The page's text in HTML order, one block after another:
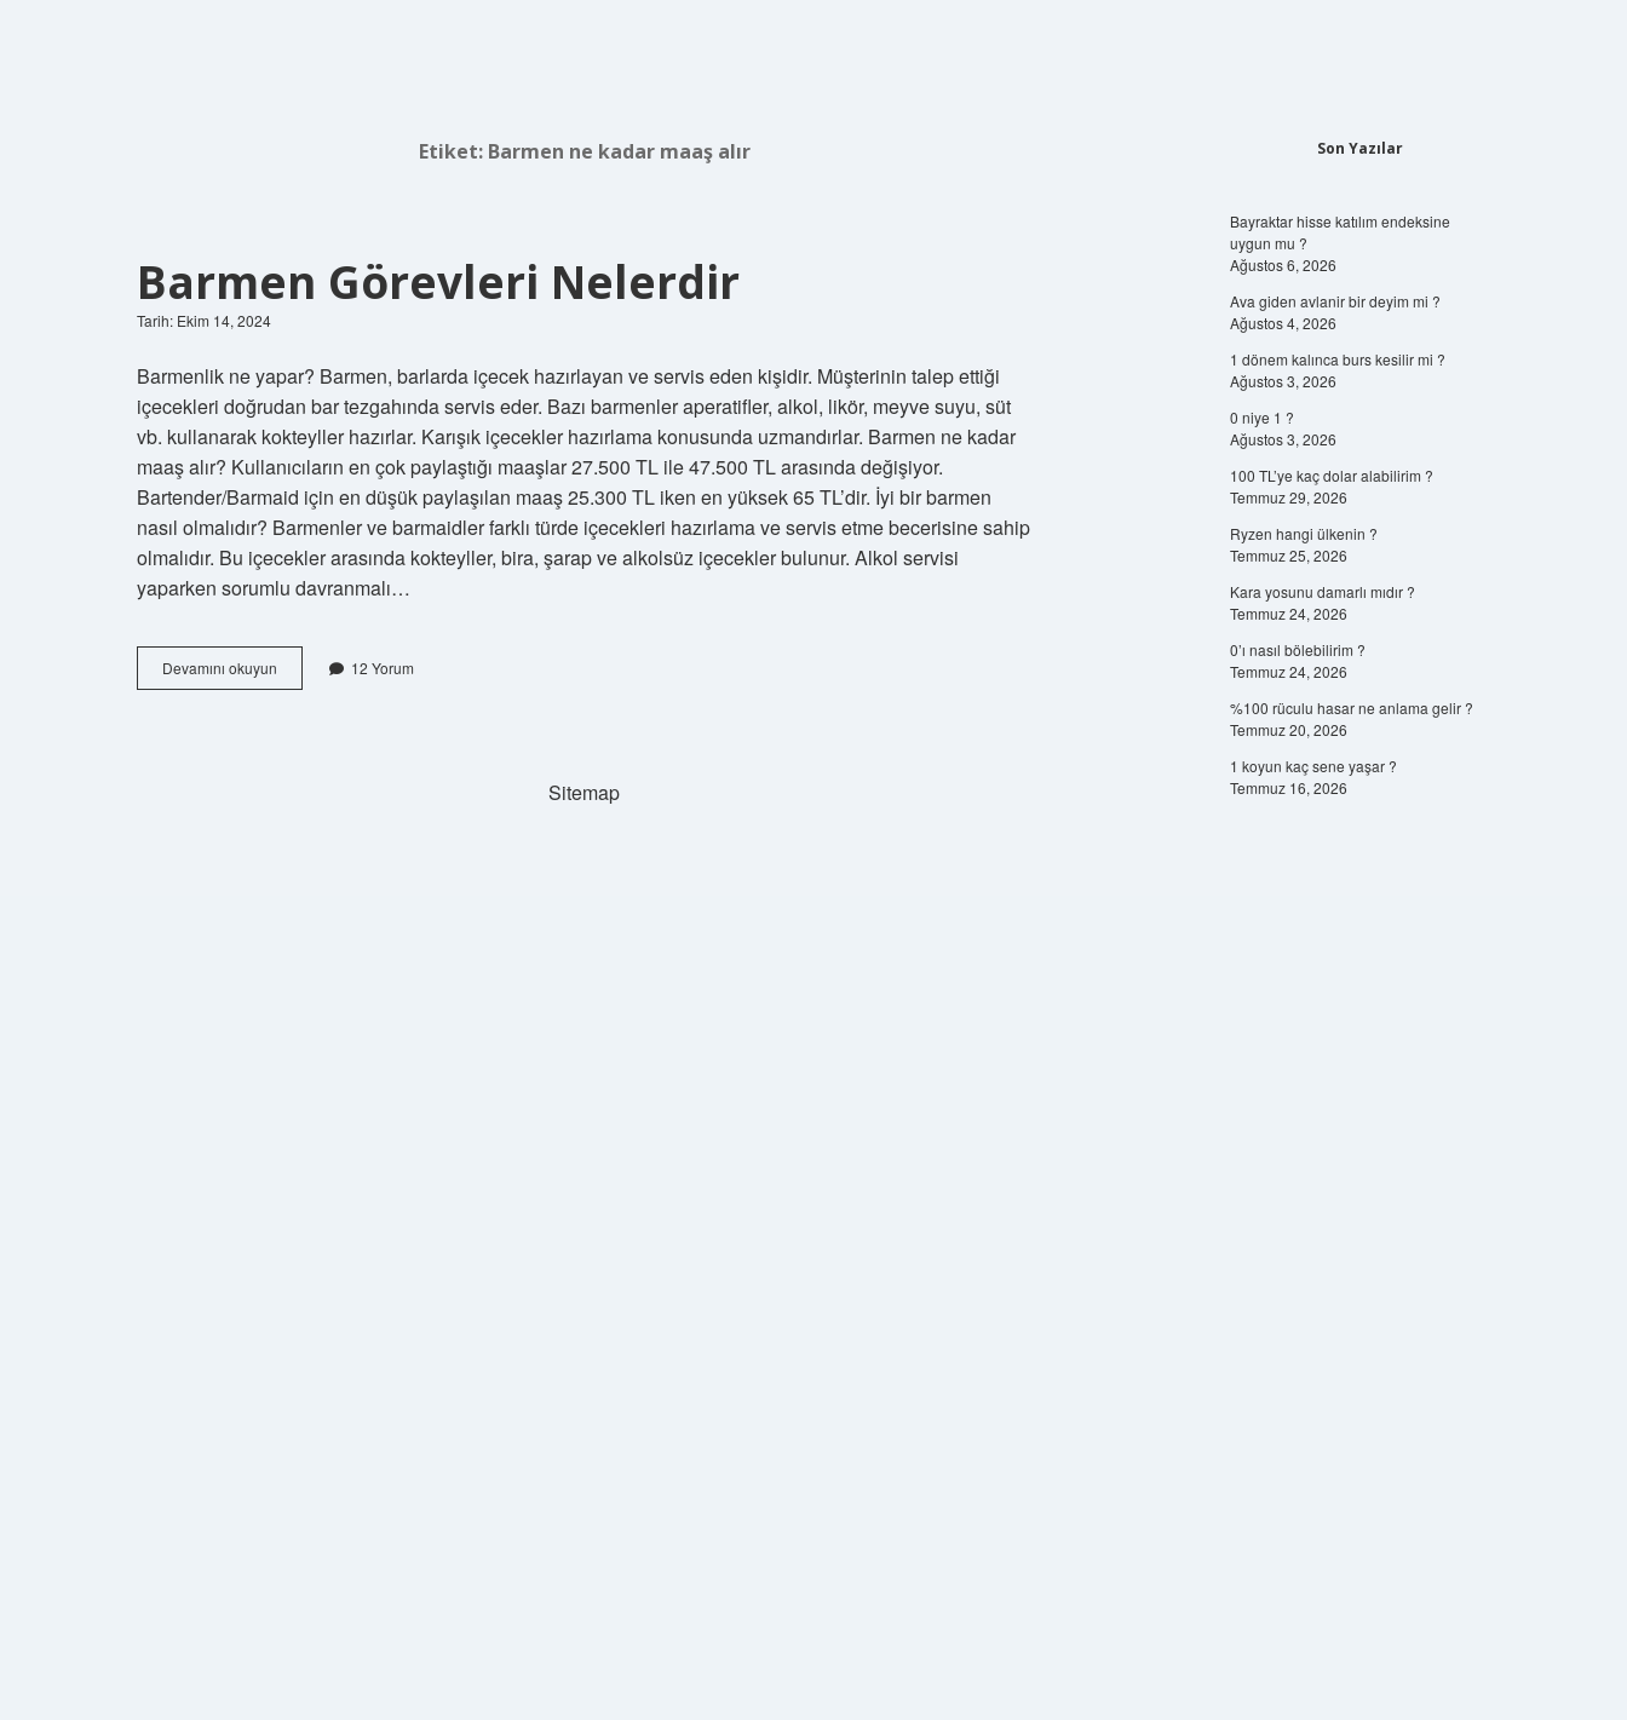
Etiket: Barmen ne kadar maaş alır
Barmen Görevleri Nelerdir
Tarih: Ekim 14, 2024
Barmenlik ne yapar? Barmen, barlarda içecek hazırlayan ve servis eden kişidir. Müşterinin talep ettiği
içecekleri doğrudan bar tezgahında servis eder. Bazı barmenler aperatifler, alkol, likör, meyve suyu, süt
vb. kullanarak kokteyller hazırlar. Karışık içecekler hazırlama konusunda uzmandırlar. Barmen ne kadar
maaş alır? Kullanıcıların en çok paylaştığı maaşlar 27.500 TL ile 47.500 TL arasında değişiyor.
Bartender/Barmaid için en düşük paylaşılan maaş 25.300 TL iken en yüksek 65 TL’dir. İyi bir barmen
nasıl olmalıdır? Barmenler ve barmaidler farklı türde içecekleri hazırlama ve servis etme becerisine sahip
olmalıdır. Bu içecekler arasında kokteyller, bira, şarap ve alkolsüz içecekler bulunur. Alkol servisi
yaparken sorumlu davranmalı…
Devamını okuyun
Görevleri
12 Yorum
Sitemap
Son Yazılar
Bayraktar hisse katılım endeksine
uygun mu ?
Ağustos 6, 2026
Ava giden avlanir bir deyim mi ?
Ağustos 4, 2026
1 dönem kalınca burs kesilir mi ?
Ağustos 3, 2026
0 niye 1 ?
Ağustos 3, 2026
100 TL’ye kaç dolar alabilirim ?
Temmuz 29, 2026
Ryzen hangi ülkenin ?
Temmuz 25, 2026
Kara yosunu damarlı mıdır ?
Temmuz 24, 2026
0’ı nasıl bölebilirim ?
Temmuz 24, 2026
%100 rüculu hasar ne anlama gelir ?
Temmuz 20, 2026
1 koyun kaç sene yaşar ?
Temmuz 16, 2026